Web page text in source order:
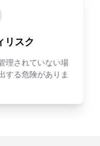
リスク
理されていない場
する危険がありま